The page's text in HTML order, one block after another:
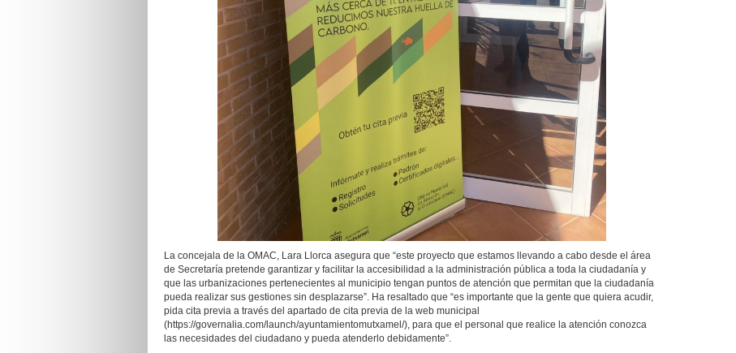
La concejala de la OMAC, Lara Llorca asegura que “este proyecto que estamos llevando a cabo desde el área
de Secretaría pretende garantizar y facilitar la accesibilidad a la administración pública a toda la ciudadanía y
que las urbanizaciones pertenecientes al municipio tengan puntos de atención que permitan que la ciudadanía
pueda realizar sus gestiones sin desplazarse”. Ha resaltado que “es importante que la gente que quiera acudir,
pida cita previa a través del apartado de cita previa de la web municipal
(https://governalia.com/launch/ayuntamientomutxamel/), para que el personal que realice la atención conozca
las necesidades del ciudadano y pueda atenderlo debidamente”.